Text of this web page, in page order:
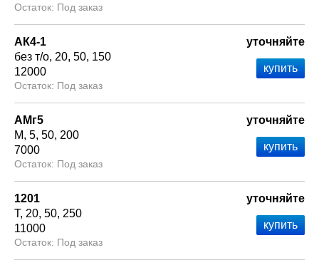
Под заказ
АК4-1
без т/о 20 50 150
12000
Под заказ
уточняйте
АМг5
М 5 50 200
7000
Под заказ
уточняйте
1201
Т 20 50 250
11000
Под заказ
уточняйте